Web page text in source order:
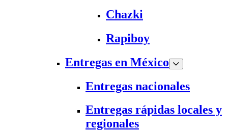
Chazki
Rapiboy
Entregas en México
Entregas nacionales
Entregas rápidas locales y
regionales